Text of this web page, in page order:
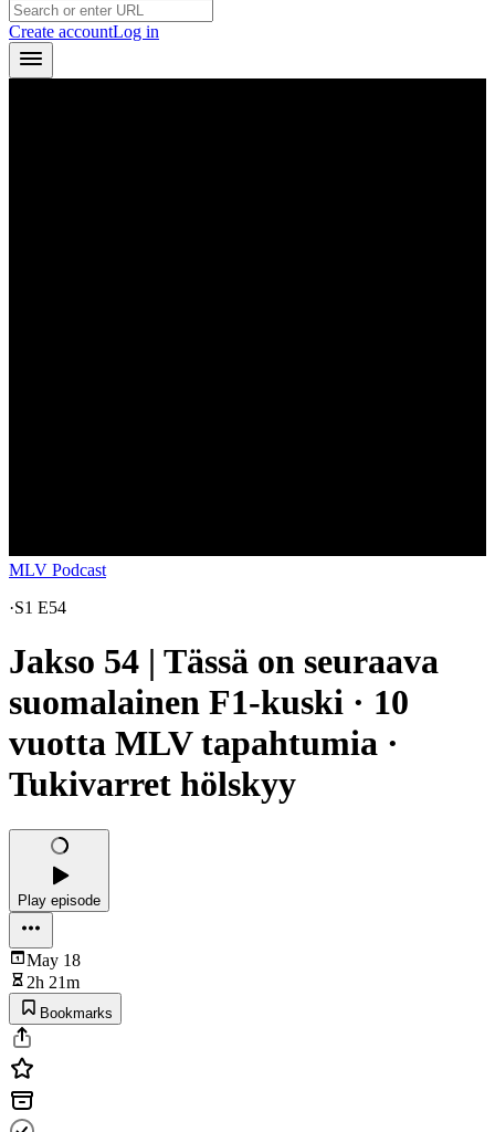
Create accountLog in
MLV Podcast
·S1 E54
Jakso 54 | Tässä on seuraava
suomalainen F1-kuski · 10
vuotta MLV tapahtumia ·
Tukivarret hölskyy
Play episode
May 18
2h 21m
Bookmarks